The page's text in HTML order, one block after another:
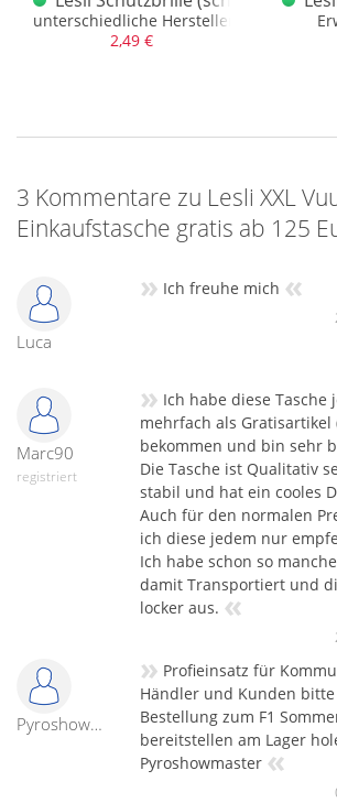
unterschiedliche Hersteller.
2,49 €
3 Kommentare zu Lesli XXL
Einkaufstasche gratis ab 125
Luca
» Ich freuhe mich «
Marc90
registriert
» Ich habe diese Tasche
mehrfach als Gratisartikel
bekommen und bin sehr
Die Tasche ist Qualitativ
stabil und hat ein cooles
Auch für den normalen
ich diese jedem nur
Ich habe schon so
damit Transportiert und
locker aus. «
Pyroshowmaster
» Profieinsatz für
Händler und Kunden
Bestellung zum F1
bereitstellen am Lager
Pyroshowmaster «